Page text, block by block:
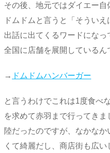
その後、地元ではダイエー自
ドムドムと言うと「そうい
出話に出てくるワードにな
全国に店舗を展開しているん
→ ドムドムハンバーガー
と言うわけでこれは1度食べ
を求めて赤羽まで行ってき
陸だったのですが、なかな
くて綺麗だし、商店街も広